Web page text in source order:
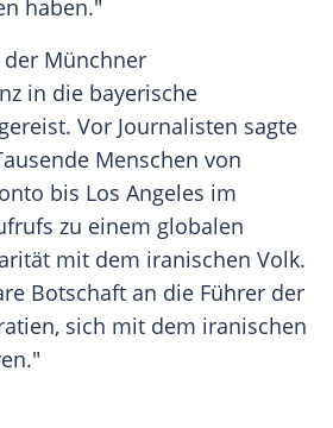
haben."
Münchner
in die bayerische
Vor Journalisten sagte
Menschen von
bis Los Angeles im
zu einem globalen
mit dem iranischen Volk.
Botschaft an die Führer der
sich mit dem iranischen